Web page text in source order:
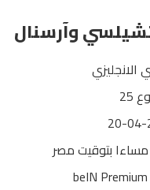
وآرسنال
الانجليزي
25
20-
beIN